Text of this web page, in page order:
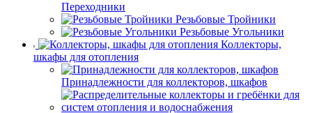
Переходники
Резьбовые Тройники
Резьбовые Угольники
Коллекторы,
шкафы для отопления
Принадлежности для коллекторов, шкафов